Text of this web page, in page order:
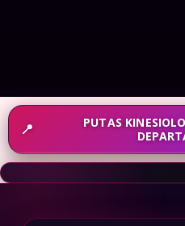
PUTAS